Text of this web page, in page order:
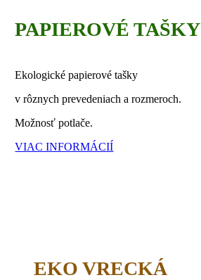
PAPIEROVÉ TAŠKY
Ekologické papierové tašky
v rôznych prevedeniach a rozmeroch.
Možnosť potlače.
VIAC INFORMÁCIÍ
EKO VRECKÁ